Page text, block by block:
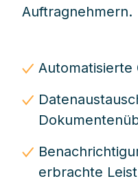
Auftragnehmern.
Automatisierte
erbrachte